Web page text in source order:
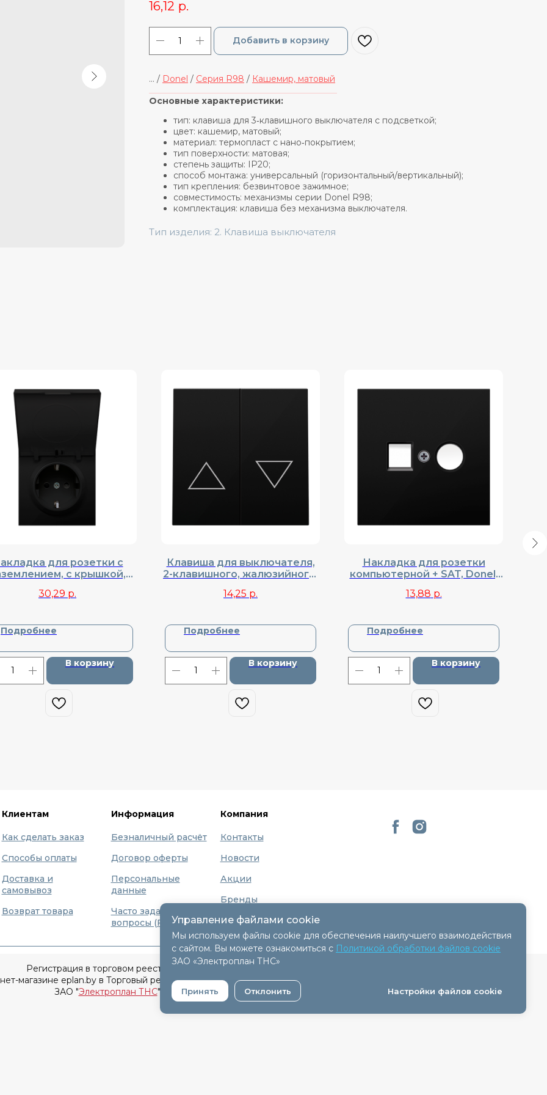
16,12 р.
Добавить в корзину
... / Donel / Cерия R98 / Кашемир, матовый
Основные характеристики:
тип: клавиша для 3‑клавишного выключателя с подсветкой;
цвет: кашемир, матовый;
материал: термопласт с нано‑покрытием;
тип поверхности: матовая;
степень защиты: IP20;
способ монтажа: универсальный (горизонтальный/вертикальный);
тип крепления: безвинтовое зажимное;
совместимость: механизмы серии Donel R98;
комплектация: клавиша без механизма выключателя.
Тип изделия: 2. Клавиша выключателя
для розетки с
с крышкой,
30,29 р.
Подробнее
В корзину
Клавиша для выключателя,
2-клавишного, жалюзийного,
14,25 р.
Подробнее
В корзину
Накладка для розетки
компьютерной + SAT, Donel,
13,88 р.
Подробнее
В корзину
Управление файлами cookie
Мы используем файлы cookie для обеспечения наилучшего взаимодействия
с сайтом. Вы можете ознакомиться с Политикой обработки файлов cookie
ЗАО «Электроплан ТНС»
Принять Отклонить Настройки файлов cookie
Клиентам
Как сделать заказ
Способы оплаты
Доставка и
самовывоз
Возврат товара
Информация
Безналичный расчёт
Договор оферты
Персональные
данные
Часто задаваемые
вопросы (FAQ)
Компания
Контакты
Новости
Акции
Бренды
О нас
Регистрация в торговом реестре 9 декабря 2015г.
магазине eplan.by в Торговый реестр Республики Беларусь - 11.04.2018, № регистрации 41254.
ЗАО "Электроплан ТНС" © 2005-2026.